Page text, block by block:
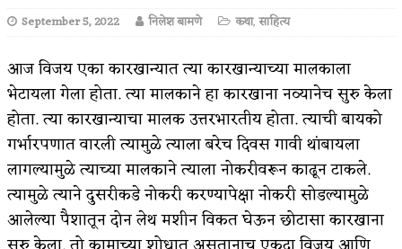
पाटलाची विहीर
शपथ
पुस्तके बदलायची आहेत तुम्हाला!
किती घोषणांचा पाऊस होता
कसं हुईन तं हू माय…
काळजाचे प्रेत
चमकदार चांदी
September 5, 2022 निलेश बामणे कथा,साहित्य
आज विजय एका कारखान्यात त्या कारखान्याच्या मालकाला
भेटायला गेला होता. त्या मालकाने हा कारखाना नव्यानेच सुरु केला
होता. त्या कारखान्याचा मालक उत्तरभारतीय होता. त्याची बायको
गर्भारपणात वारली त्यामुळे त्याला बरेच दिवस गावी थांबायला
लागल्यामुळे त्याच्या मालकाने त्याला नोकरीवरून काढून टाकले.
त्यामुळे त्याने दुसरीकडे नोकरी करण्यापेक्षा नोकरी सोडल्यामुळे
आलेल्या पैशातून दोन लेथ मशीन विकत घेऊन छोटासा कारखाना